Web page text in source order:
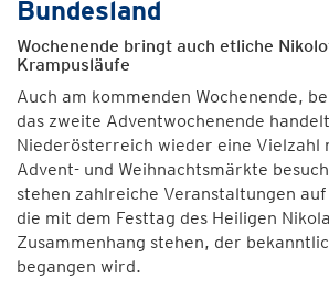
Bundesland
Wochenende bringt auch etliche
Krampusläufe
Auch am kommenden Wochenende,
das zweite Adventwochenende
Niederösterreich wieder eine Vielzahl
Advent- und Weihnachtsmärkte
stehen zahlreiche Veranstaltungen
die mit dem Festtag des Heiligen
Zusammenhang stehen, der
begangen wird.